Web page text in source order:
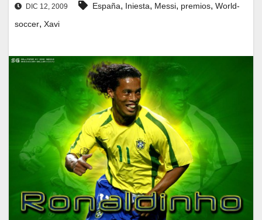
DIC 12, 2009 España, Iniesta, Messi, premios, World-
soccer, Xavi